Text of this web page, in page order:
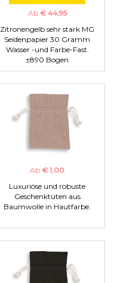
Ab € 44,95
Zitronengelb sehr stark MG
Seidenpapier 30 Gramm
Wasser -und Farbe-Fast.
±890 Bogen
Ab € 1,00
Luxuriöse und robuste
Geschenktüten aus
Baumwolle in Hautfarbe.